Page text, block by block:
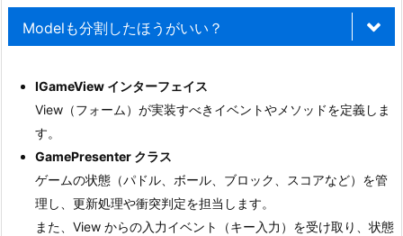
2.
2.
ン
プ
ル
コ
ー
ド
Modelも分割したほうがいい？
IGameView インターフェイス
View（フォーム）が実装すべきイベントやメソッドを定義しま
す。
GamePresenter クラス
ゲームの状態（パドル、ボール、ブロック、スコアなど）を管
理し、更新処理や衝突判定を担当します。
また、View からの入力イベント（キー入力）を受け取り、状態